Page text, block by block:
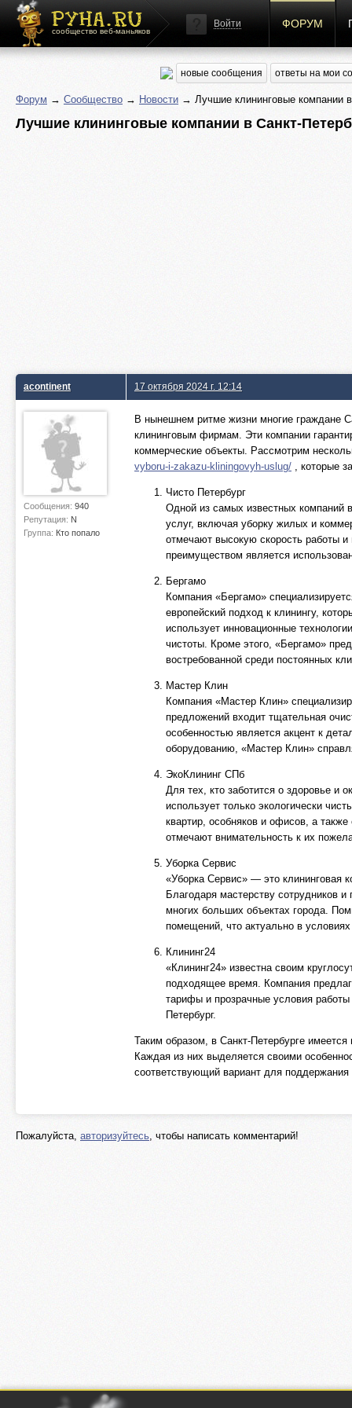
сообщество веб-маньяков
Войти ФОРУМ
новые сообщения ответы на мои
Форум → Сообщество → Новости → Лучшие клининговые компании
Лучшие клининговые компании в Санкт-
acontinent
Сообщения: 940
Репутация: N
Группа: Кто попало
17 октября 2024 г. 12:14
В нынешнем ритме жизни многие граждане
клининговым фирмам. Эти компании
коммерческие объекты. Рассмотрим
vyboru-i-zakazu-kliningovyh-uslug/ , которые
Чисто Петербург
Одной из самых известных компаний
услуг, включая уборку жилых и
отмечают высокую скорость работы
преимуществом является
Бергамо
Компания «Бергамо»
европейский подход к клинингу,
использует инновационные
чистоты. Кроме этого, «Бергамо»
востребованной среди постоянных
Мастер Клин
Компания «Мастер Клин»
предложений входит тщательная
особенностью является акцент к
оборудованию, «Мастер Клин»
ЭкоКлининг СПб
Для тех, кто заботится о здоровье и
использует только экологически
квартир, особняков и офисов, а
отмечают внимательность к их
Уборка Сервис
«Уборка Сервис» — это клининговая
Благодаря мастерству сотрудников
многих больших объектах города.
помещений, что актуально в
Клининг24
«Клининг24» известна своим
подходящее время. Компания
тарифы и прозрачные условия
Петербург.
Таким образом, в Санкт-Петербурге
Каждая из них выделяется своими
соответствующий вариант для
Пожалуйста, авторизуйтесь, чтобы написать комментарий!